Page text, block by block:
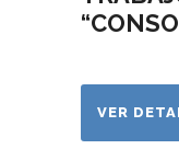
VER